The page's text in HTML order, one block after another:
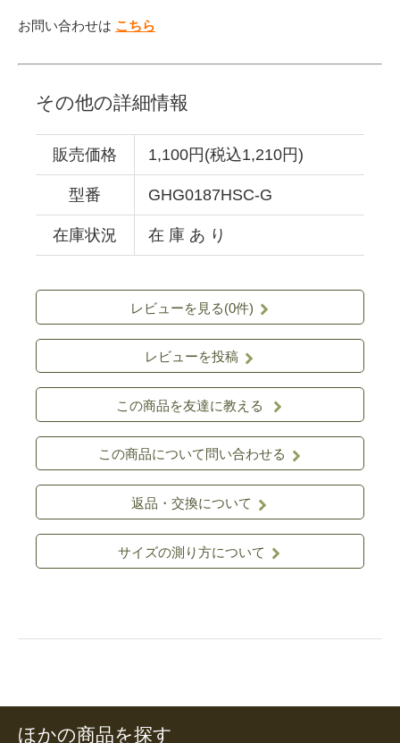
お問い合わせは こちら
その他の詳細情報
販売価格 1,100円(税込1,210円)
型番 GHG0187HSC-G
在庫状況 在 庫 あ り
レビューを見る(0件)
レビューを投稿
この商品を友達に教える
この商品について問い合わせる
返品・交換について
サイズの測り方について
ほかの商品を探す